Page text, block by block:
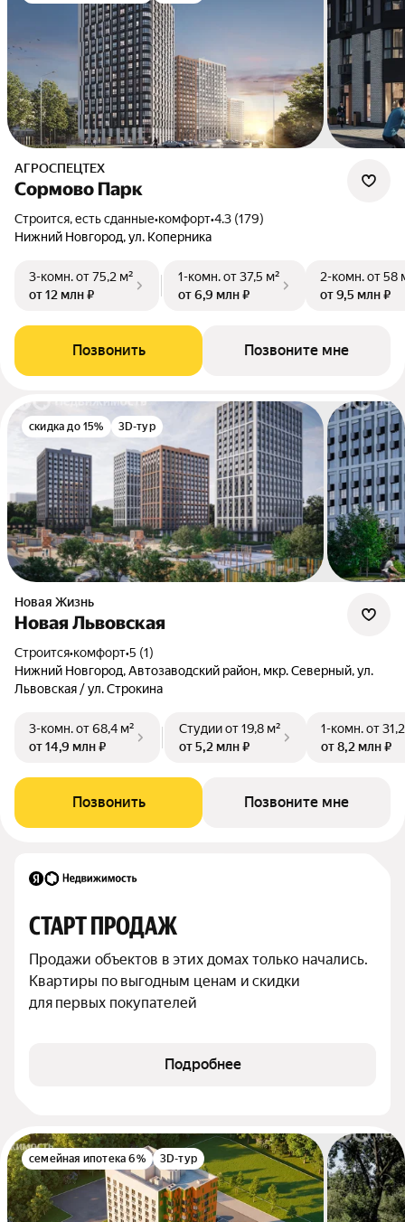
АГРОСПЕЦТЕХ
Сормово Парк
Строится, есть сданные•комфорт•4.3 (179)
Нижний Новгород, ул. Коперника
3-комн.от 75,2 м²
от 12 млн ₽
1-комн.от 37,5 м²
от 6,9 млн ₽
2-комн.от 58
от 9,5 млн ₽
Позвонить Позвоните мне
скидка до 15% 3D-тур
Новая Жизнь
Новая Львовская
Строится•комфорт•5 (1)
Нижний Новгород, Автозаводский район, мкр. Северный, ул.
Львовская / ул. Строкина
3-комн.от 68,4 м²
от 14,9 млн ₽
Студииот 19,8 м²
от 5,2 млн ₽
1-комн.от
от 8,2 млн ₽
Позвонить Позвоните мне
СТАРТ ПРОДАЖ
Продажи объектов в этих домах только начались.
Квартиры по выгодным ценам и скидки
для первых покупателей
Подробнее
семейная ипотека 6% 3D-тур